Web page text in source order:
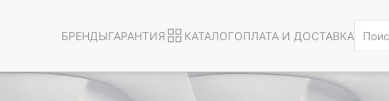
БРЕНДЫГАРАНТИЯ КАТАЛОГОПЛАТА И ДОСТАВКА